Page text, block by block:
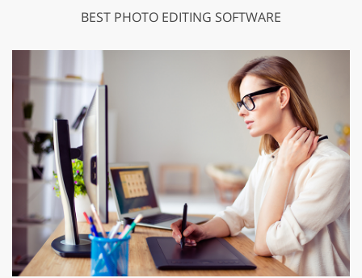
BEST PHOTO EDITING SOFTWARE